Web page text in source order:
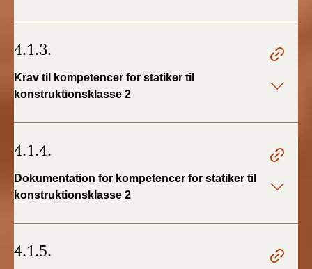
4.1.3.
Krav til kompetencer for statiker til
konstruktionsklasse 2
4.1.4.
Dokumentation for kompetencer for statiker til
konstruktionsklasse 2
4.1.5.